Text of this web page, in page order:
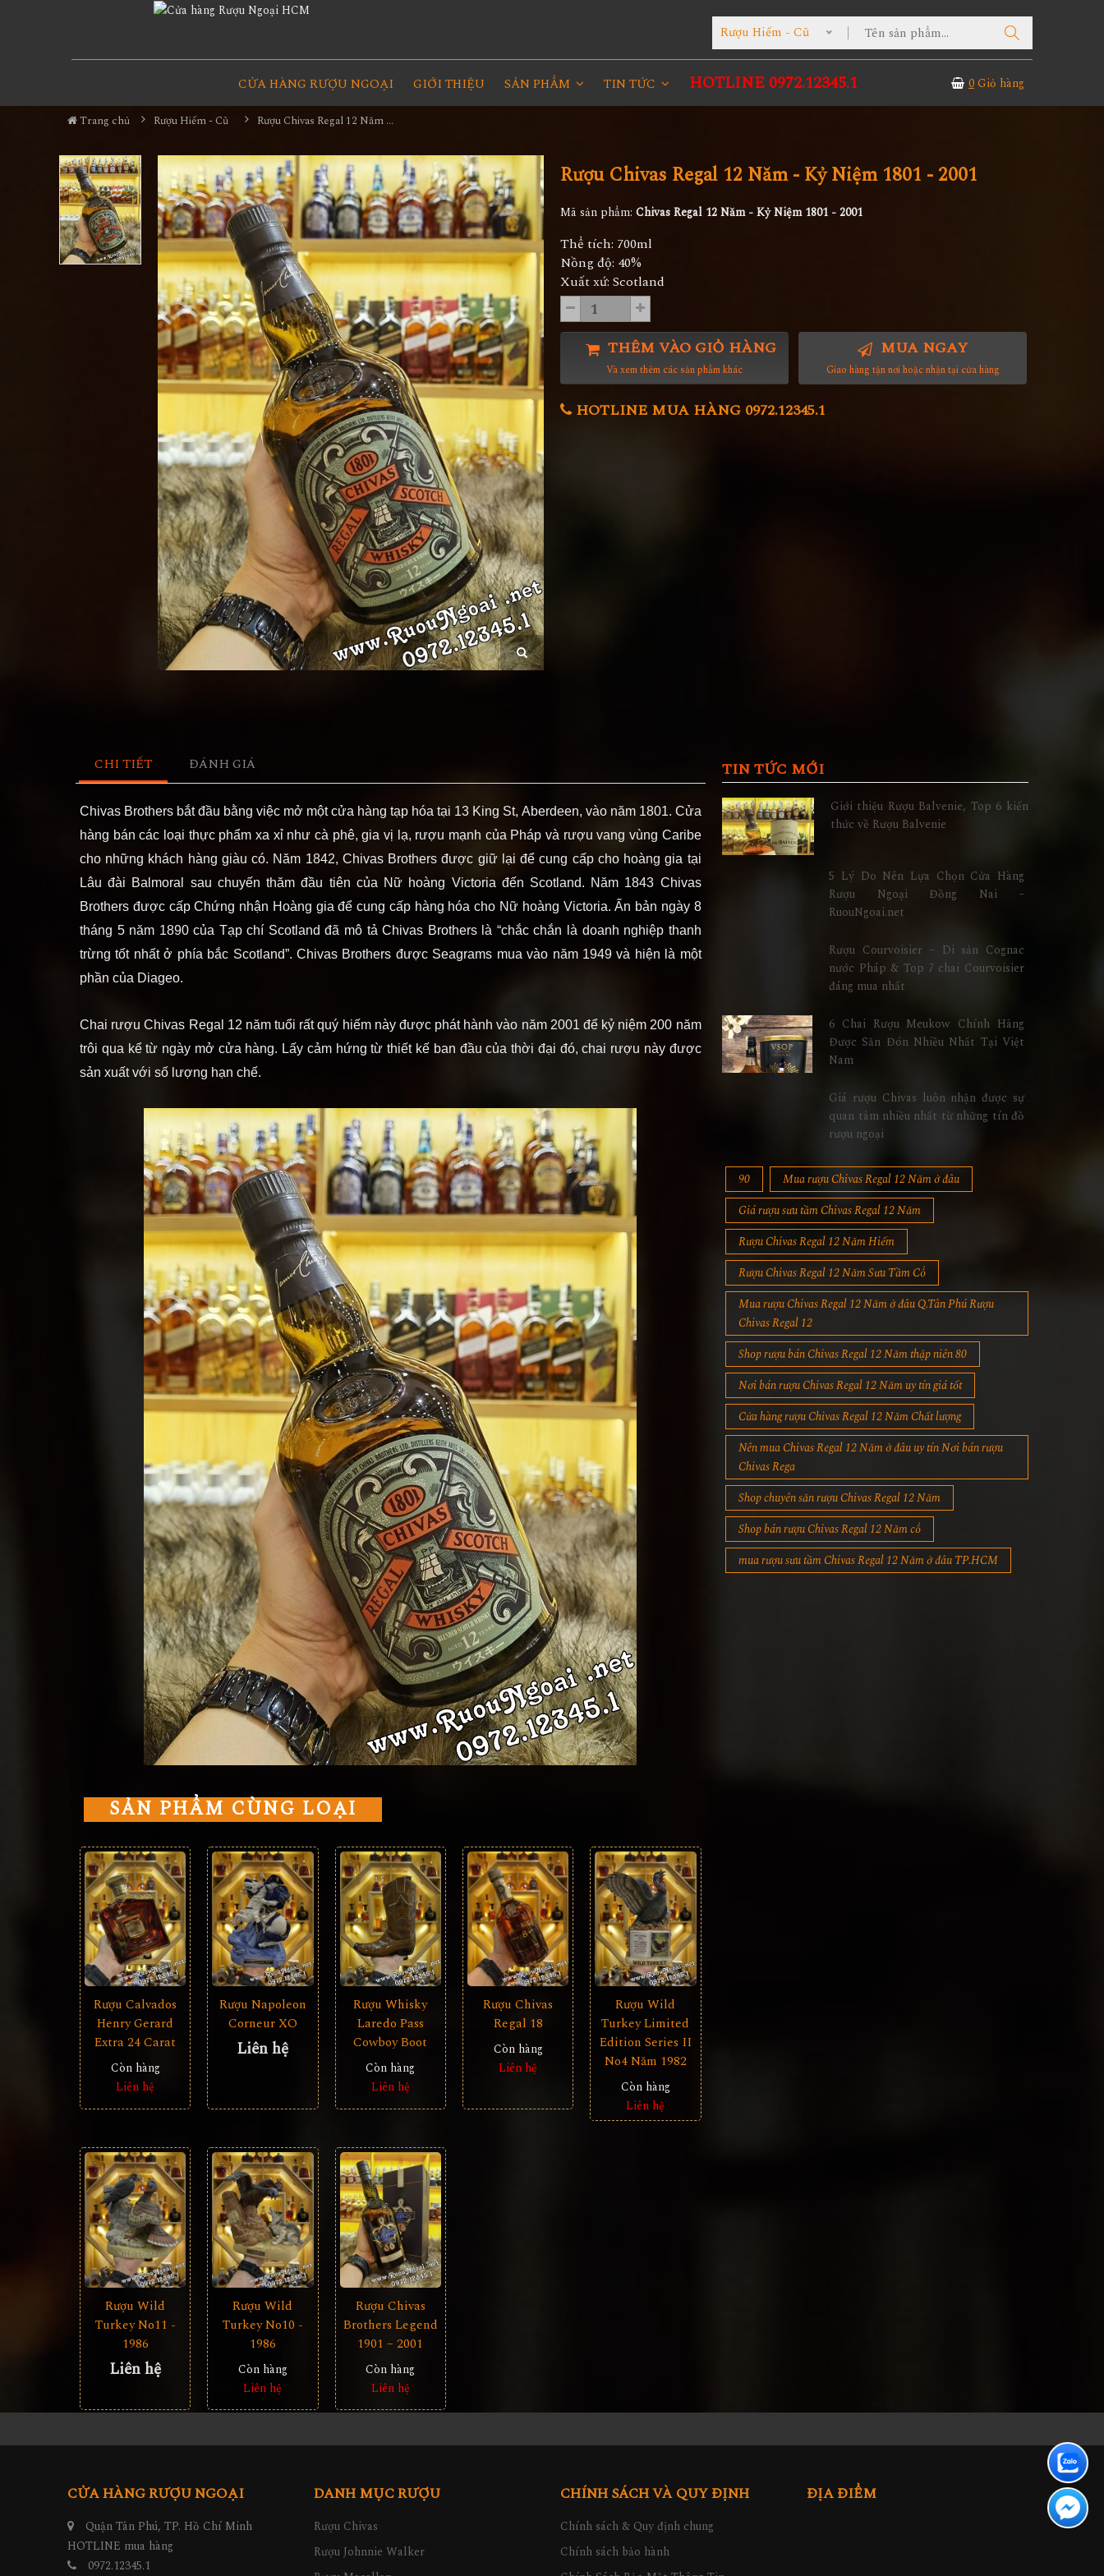
Rượu Hiếm - Cũ
CỬA HÀNG RƯỢU NGOẠI GIỚI THIỆU SẢN PHẨM TIN TỨC HOTLINE 0972.12345.1 0Giỏ hàng
Trang chủ Rượu Hiếm - Cũ Rượu Chivas Regal 12 Năm - Kỷ Niệm 1801 - 2001
Rượu Chivas Regal 12 Năm - Kỷ Niệm 1801 - 2001
Mã sản phẩm: Chivas Regal 12 Năm - Kỷ Niệm 1801 - 2001
Thể tích: 700ml
Nồng độ: 40%
Xuất xứ: Scotland
THÊM VÀO GIỎ HÀNG
Và xem thêm các sản phẩm khác
MUA NGAY
Giao hàng tận nơi hoặc nhận tại cửa hàng
HOTLINE MUA HÀNG 0972.12345.1
CHI TIẾT ĐÁNH GIÁ
Chivas Brothers bắt đầu bằng việc mở một cửa hàng tạp hóa tại 13 King St, Aberdeen, vào năm 1801. Cửa
hàng bán các loại thực phẩm xa xỉ như cà phê, gia vị lạ, rượu mạnh của Pháp và rượu vang vùng Caribe
cho những khách hàng giàu có. Năm 1842, Chivas Brothers được giữ lại để cung cấp cho hoàng gia tại
Lâu đài Balmoral sau chuyến thăm đầu tiên của Nữ hoàng Victoria đến Scotland. Năm 1843 Chivas
Brothers được cấp Chứng nhận Hoàng gia để cung cấp hàng hóa cho Nữ hoàng Victoria. Ấn bản ngày 8
tháng 5 năm 1890 của Tạp chí Scotland đã mô tả Chivas Brothers là “chắc chắn là doanh nghiệp thanh
trừng tốt nhất ở phía bắc Scotland”. Chivas Brothers được Seagrams mua vào năm 1949 và hiện là một
phần của Diageo.
Chai rượu Chivas Regal 12 năm tuổi rất quý hiếm này được phát hành vào năm 2001 để kỷ niệm 200 năm
trôi qua kể từ ngày mở cửa hàng. Lấy cảm hứng từ thiết kế ban đầu của thời đại đó, chai rượu này được
sản xuất với số lượng hạn chế.
SẢN PHẨM CÙNG LOẠI
Rượu Calvados
Henry Gerard
Extra 24 Carat
Còn hàng
Liên hệ
Rượu Napoleon
Corneur XO
Liên hệ
Rượu Whisky
Laredo Pass
Cowboy Boot
Còn hàng
Liên hệ
Rượu Chivas
Regal 18
Còn hàng
Liên hệ
Rượu Wild
Turkey Limited
Edition Series II
No4 Năm 1982
Còn hàng
Liên hệ
Rượu Wild
Turkey No11 -
1986
Liên hệ
Rượu Wild
Turkey No10 -
1986
Còn hàng
Liên hệ
Rượu Chivas
Brothers Legend
1901 – 2001
Còn hàng
Liên hệ
TIN TỨC MỚI
Giới thiệu Rượu Balvenie, Top 6 kiến
thức về Rượu Balvenie
5 Lý Do Nên Lựa Chọn Cửa Hàng
Rượu Ngoại Đồng Nai –
RuouNgoai.net
Rượu Courvoisier – Di sản Cognac
nước Pháp & Top 7 chai Courvoisier
đáng mua nhất
6 Chai Rượu Meukow Chính Hãng
Được Săn Đón Nhiều Nhất Tại Việt
Nam
Giá rượu Chivas luôn nhận được sự
quan tâm nhiều nhất từ những tín đồ
rượu ngoại
90
Mua rượu Chivas Regal 12 Năm ở đâu
Giá rượu sưu tầm Chivas Regal 12 Năm
Rượu Chivas Regal 12 Năm Hiếm
Rượu Chivas Regal 12 Năm Sưu Tầm Cổ
Mua rượu Chivas Regal 12 Năm ở đâu Q.Tân Phú Rượu
Chivas Regal 12
Shop rượu bán Chivas Regal 12 Năm thập niên 80
Nơi bán rượu Chivas Regal 12 Năm uy tín giá tốt
Cửa hàng rượu Chivas Regal 12 Năm Chất lượng
Nên mua Chivas Regal 12 Năm ở đâu uy tín Nơi bán rượu
Chivas Rega
Shop chuyên săn rượu Chivas Regal 12 Năm
Shop bán rượu Chivas Regal 12 Năm cổ
mua rượu sưu tầm Chivas Regal 12 Năm ở đâu TP.HCM
CỬA HÀNG RƯỢU NGOẠI
Quận Tân Phú, TP. Hồ Chí Minh
HOTLINE mua hàng
0972.12345.1
DANH MỤC RƯỢU
Rượu Chivas
Rượu Johnnie Walker
CHÍNH SÁCH VÀ QUY ĐỊNH
Chính sách & Quy định chung
Chính sách bảo hành
ĐỊA ĐIỂM